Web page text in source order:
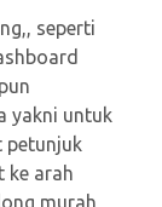
seperti
yakni untuk
petunjuk
ke arah
murah